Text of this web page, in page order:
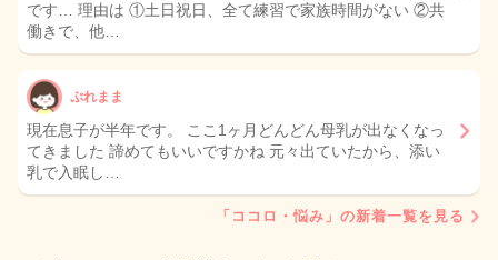
です… 理由は ①土日祝日、全て練習で家族時間がない ②共
働きで、他…
ぷれまま
現在息子が半年です。 ここ1ヶ月どんどん母乳が出なくなっ
てきました 諦めてもいいですかね 元々出ていたから、添い
乳で入眠し…
「ココロ・悩み」の新着一覧を見る